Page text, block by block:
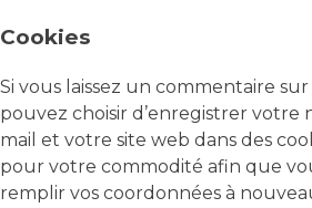
Cookies
Si vous laissez un commentaire
pouvez choisir d’enregistrer votre
mail et votre site web dans des
pour votre commodité afin que
remplir vos coordonnées à